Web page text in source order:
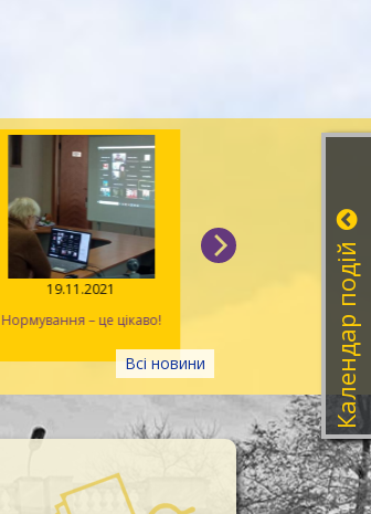
Всі новини
19.11.2021
Нормування – це цікаво!
11.11.2021
На порядку
планування наКалендар подій